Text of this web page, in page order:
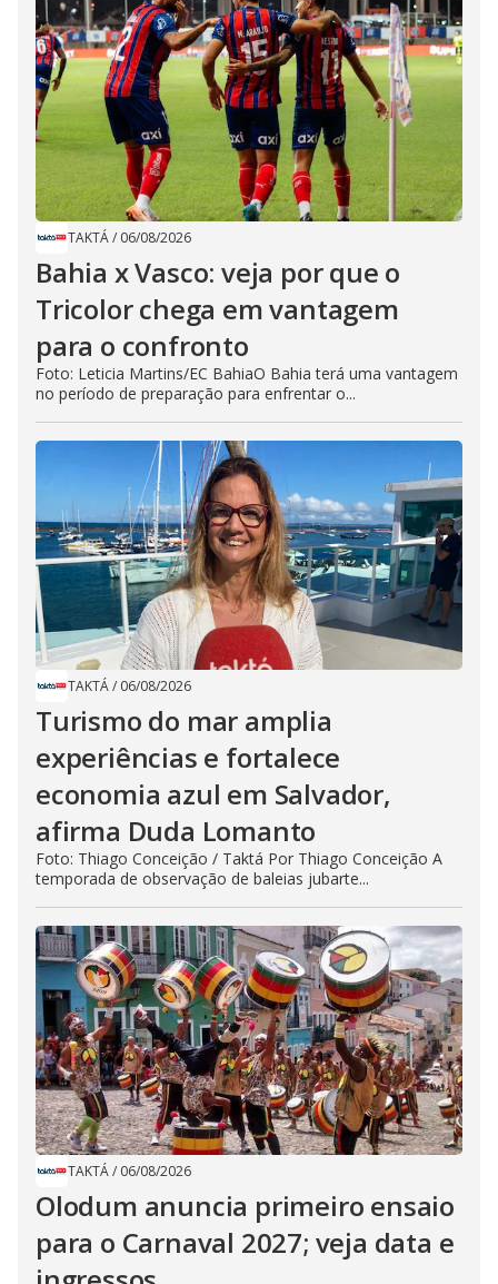
TAKTÁ/ 06/08/2026
Bahia x Vasco: veja por que o
Tricolor chega em vantagem
para o confronto
Foto: Leticia Martins/EC BahiaO Bahia terá uma vantagem
no período de preparação para enfrentar o...
TAKTÁ/ 06/08/2026
Turismo do mar amplia
experiências e fortalece
economia azul em Salvador,
afirma Duda Lomanto
Foto: Thiago Conceição / Taktá Por Thiago Conceição A
temporada de observação de baleias jubarte...
TAKTÁ/ 06/08/2026
Olodum anuncia primeiro ensaio
para o Carnaval 2027; veja data e